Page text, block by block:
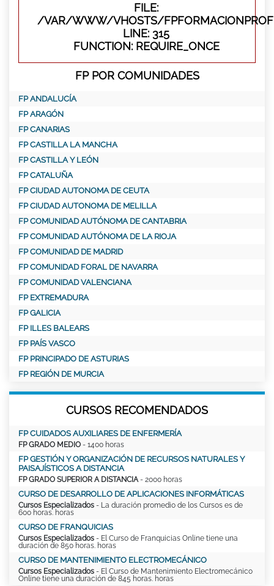
FILE:
/VAR/WWW/VHOSTS/
LINE: 315
FUNCTION: REQUIRE_ONCE
FP POR COMUNIDADES
FP ANDALUCÍA
FP ARAGÓN
FP CANARIAS
FP CASTILLA LA MANCHA
FP CASTILLA Y LEÓN
FP CATALUÑA
FP CIUDAD AUTONOMA DE CEUTA
FP CIUDAD AUTONOMA DE MELILLA
FP COMUNIDAD AUTÓNOMA DE CANTABRIA
FP COMUNIDAD AUTÓNOMA DE LA RIOJA
FP COMUNIDAD DE MADRID
FP COMUNIDAD FORAL DE NAVARRA
FP COMUNIDAD VALENCIANA
FP EXTREMADURA
FP GALICIA
FP ILLES BALEARS
FP PAÍS VASCO
FP PRINCIPADO DE ASTURIAS
FP REGIÓN DE MURCIA
CURSOS RECOMENDADOS
FP CUIDADOS AUXILIARES DE ENFERMERÍA
FP GRADO MEDIO - 1400 horas
FP GESTIÓN Y ORGANIZACIÓN DE RECURSOS NATURALES Y
PAISAJÍSTICOS A DISTANCIA
FP GRADO SUPERIOR A DISTANCIA - 2000 horas
CURSO DE DESARROLLO DE APLICACIONES INFORMÁTICAS
Cursos Especializados - La duración promedio de los Cursos es de
600 horas. horas
CURSO DE FRANQUICIAS
Cursos Especializados - El Curso de Franquicias Online tiene una
duración de 850 horas. horas
CURSO DE MANTENIMIENTO ELECTROMECÁNICO
Cursos Especializados - El Curso de Mantenimiento Electromecánico
Online tiene una duración de 845 horas. horas